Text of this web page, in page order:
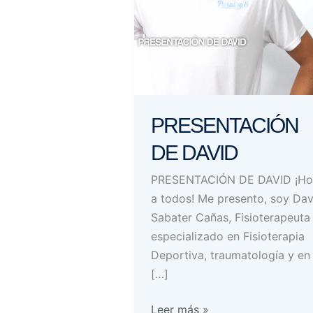
PRESENTACIÓN
DE DAVID
PRESENTACIÓN DE DAVID
a todos! Me presento, soy
Sabater Cañas, Fisioterapeuta
especializado en Fisioterapia
Deportiva, traumatología y en
[…]
PRESENTACIÓN
Leer más »